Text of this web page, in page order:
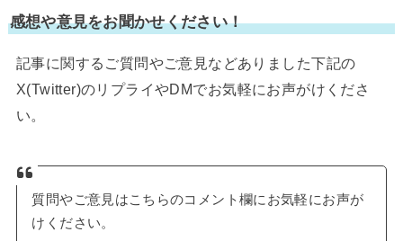
感想や意見をお聞かせください！
記事に関するご質問やご意見などありました下記の
X(Twitter)のリプライやDMでお気軽にお声がけくださ
い。
質問やご意見はこちらのコメント欄にお気軽にお声が
けください。